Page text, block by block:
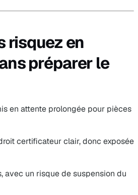
risquez en
préparer le
en attente prolongée pour pièces
certificateur clair, donc exposée
avec un risque de suspension du